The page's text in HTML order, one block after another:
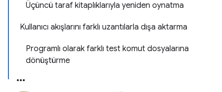
Üçüncü taraf kitaplıklarıyla yeniden oynatma
Kullanıcı akışlarını farklı uzantılarla dışa aktarma
Programlı olarak farklı test komut dosyalarına
dönüştürme